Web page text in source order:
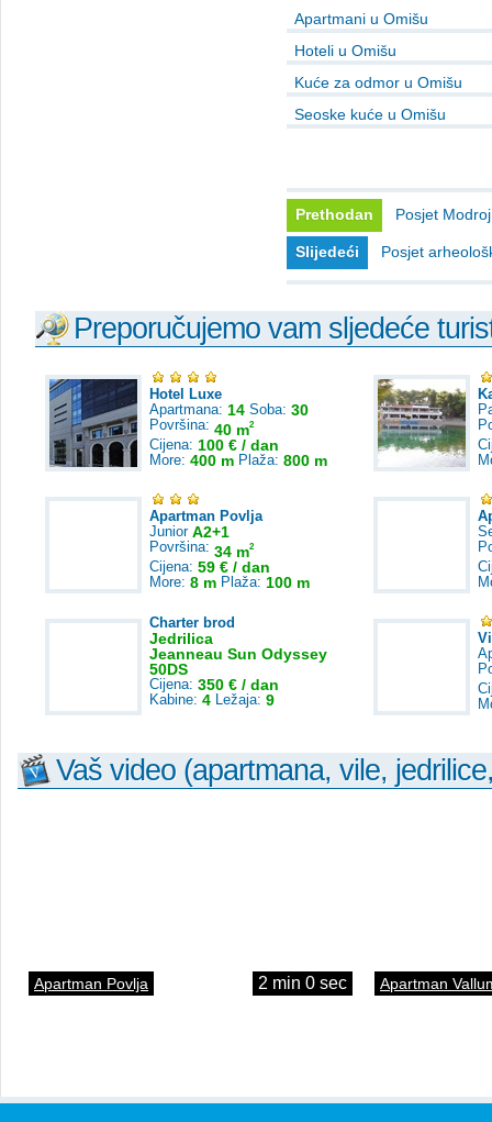
Apartmani u Omišu
Hoteli u Omišu
Kuće za odmor u Omišu
Seoske kuće u Omišu
Prethodan Posjet
Slijedeći Posjet
Preporučujemo vam sljedeće
Hotel Luxe
Apartmana: 14 Soba: 30
Površina: 40 m2
Cijena: 100 € / dan
More: 400 m Plaža: 800 m
Apartman Povlja
Junior A2+1
Površina: 34 m2
Cijena: 59 € / dan
More: 8 m Plaža: 100 m
Charter brod
Jedrilica
Jeanneau Sun Odyssey
50DS
Cijena: 350 € / dan
Kabine: 4 Ležaja: 9
Vaš video (apartmana, vile,
Apartman Povlja 2 min 0 sec Apartman